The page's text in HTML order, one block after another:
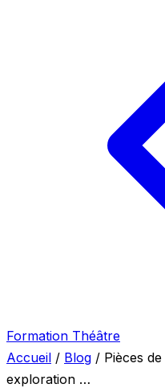
Formation Théâtre
Accueil / Blog / Pièces
exploration …